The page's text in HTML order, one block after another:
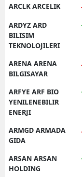
ARCLK ARCELIK
ARDYZ ARD
BILISIM
TEKNOLOJILERI
ARENA ARENA
BILGISAYAR
ARFYE ARF BIO
YENILENEBILIR
ENERJI
ARMGD ARMADA
GIDA
ARSAN ARSAN
HOLDING